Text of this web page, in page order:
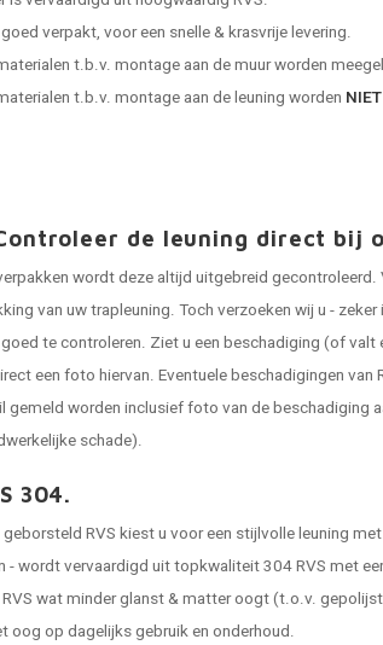
verpakt, voor een snelle & krasvrije levering.
t.b.v. montage aan de muur worden
t.b.v. montage aan de leuning worden NIET
Controleer de leuning direct bij
wordt deze altijd uitgebreid gecontroleerd.
van uw trapleuning. Toch verzoeken wij u -
te controleren. Ziet u een beschadiging (of valt
een foto hiervan. Eventuele beschadigingen
gemeld worden inclusief foto van de beschadiging
schade).
304.
RVS kiest u voor een stijlvolle leuning
- wordt vervaardigd uit topkwaliteit 304 RVS met
wat minder glanst & matter oogt (t.o.v.
oog op dagelijks gebruik en onderhoud.